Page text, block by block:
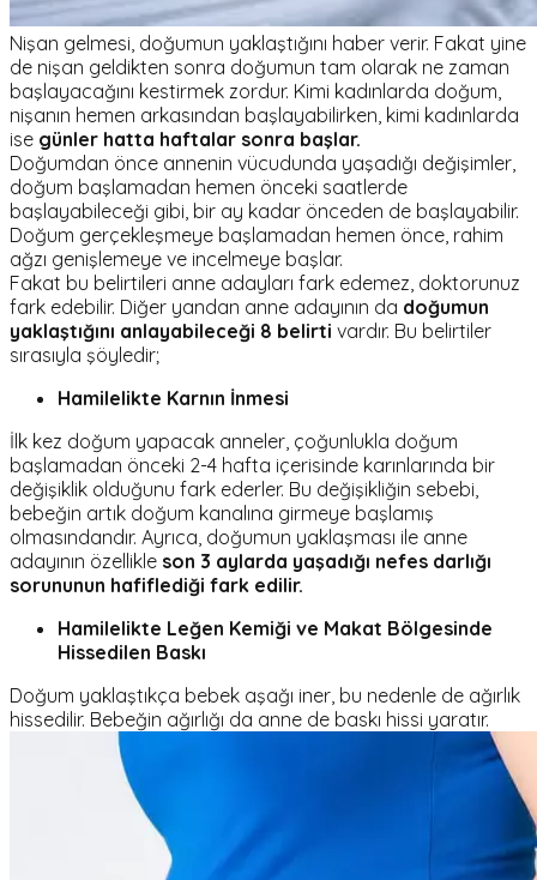
Nişan gelmesi, doğumun yaklaştığını haber verir. Fakat yine
de nişan geldikten sonra doğumun tam olarak ne zaman
başlayacağını kestirmek zordur. Kimi kadınlarda doğum,
nişanın hemen arkasından başlayabilirken, kimi kadınlarda
ise günler hatta haftalar sonra başlar.
Doğumdan önce annenin vücudunda yaşadığı değişimler,
doğum başlamadan hemen önceki saatlerde
başlayabileceği gibi, bir ay kadar önceden de başlayabilir.
Doğum gerçekleşmeye başlamadan hemen önce, rahim
ağzı genişlemeye ve incelmeye başlar.
Fakat bu belirtileri anne adayları fark edemez, doktorunuz
fark edebilir. Diğer yandan anne adayının da doğumun
yaklaştığını anlayabileceği 8 belirti vardır. Bu belirtiler
sırasıyla şöyledir;
Hamilelikte Karnın İnmesi
İlk kez doğum yapacak anneler, çoğunlukla doğum
başlamadan önceki 2-4 hafta içerisinde karınlarında bir
değişiklik olduğunu fark ederler. Bu değişikliğin sebebi,
bebeğin artık doğum kanalına girmeye başlamış
olmasındandır. Ayrıca, doğumun yaklaşması ile anne
adayının özellikle son 3 aylarda yaşadığı nefes darlığı
sorununun hafiflediği fark edilir.
Hamilelikte Leğen Kemiği ve Makat Bölgesinde
Hissedilen Baskı
Doğum yaklaştıkça bebek aşağı iner, bu nedenle de ağırlık
hissedilir. Bebeğin ağırlığı da anne de baskı hissi yaratır.